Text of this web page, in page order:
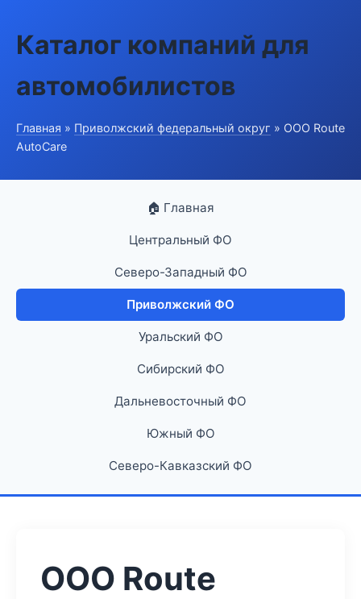
Каталог компаний для
автомобилистов
Главная » Приволжский федеральный округ » ООО Route
AutoCare
🏠 Главная
Центральный ФО
Северо-Западный ФО
Приволжский ФО
Уральский ФО
Сибирский ФО
Дальневосточный ФО
Южный ФО
Северо-Кавказский ФО
ООО Route